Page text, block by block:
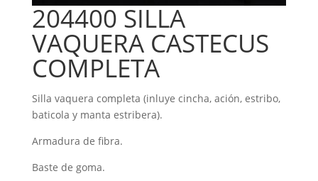
204400 SILLA
VAQUERA CASTECUS
COMPLETA
Silla vaquera completa (inluye cincha, ación, estribo,
baticola y manta estribera).
Armadura de fibra.
Baste de goma.